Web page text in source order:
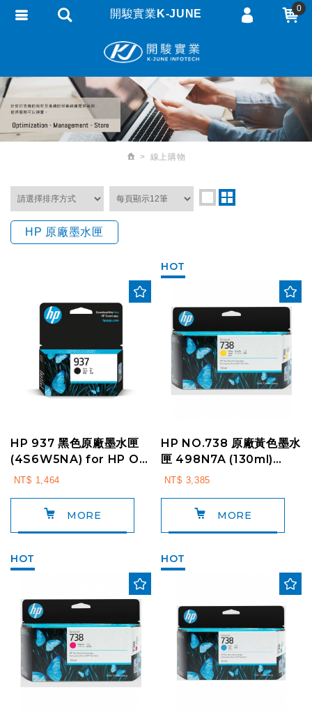
線上購物
HP 原廠墨水匣
HP 937 黑色原廠墨水匣
(4S6W5NA) for HP OJ
Pro 9110/9120/9...
NT$ 1,464
MORE
HP NO.738 原廠黃色墨水
匣 498N7A (130ml)
For:HP T850 / T87...
NT$ 3,385
MORE
開駿實業K-JUNE 0
會員登入
忘記密碼
訂單查詢
繁體中文